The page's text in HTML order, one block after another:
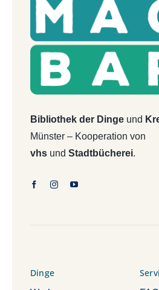
Bibliothek der Dingeund
Münster – Kooperation von
vhsund Stadtbücherei.
Dinge